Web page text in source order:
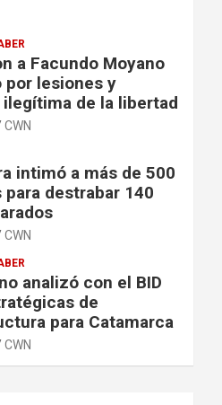
a Facundo Moyano
por lesiones y
de la libertad
CWN
intimó a más de 500
destrabar 140
CWN
analizó con el BID
de
para Catamarca
CWN